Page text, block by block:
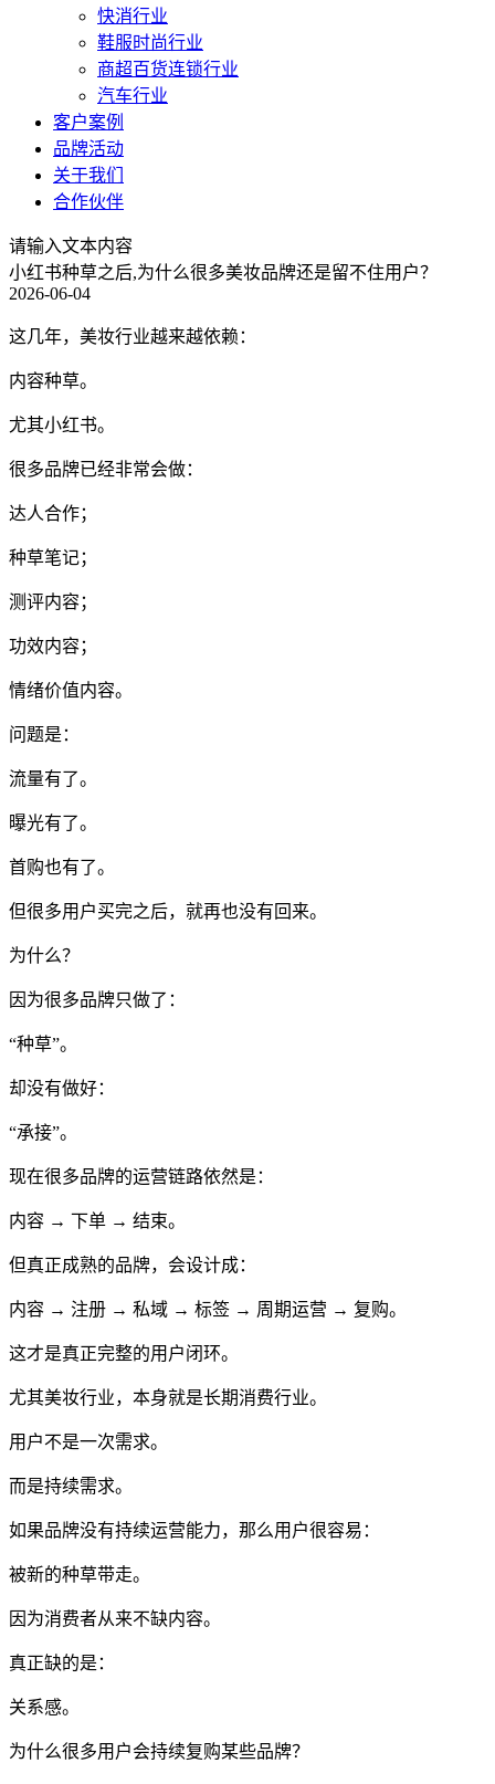
快消行业
鞋服时尚行业
商超百货连锁行业
汽车行业
客户案例
品牌活动
关于我们
合作伙伴
请输入文本内容
小红书种草之后,为什么很多美妆品牌还是留不住用户？
2026-06-04
这几年，美妆行业越来越依赖：
内容种草。
尤其小红书。
很多品牌已经非常会做：
达人合作；
种草笔记；
测评内容；
功效内容；
情绪价值内容。
问题是：
流量有了。
曝光有了。
首购也有了。
但很多用户买完之后，就再也没有回来。
为什么？
因为很多品牌只做了：
“种草”。
却没有做好：
“承接”。
现在很多品牌的运营链路依然是：
内容 → 下单 → 结束。
但真正成熟的品牌，会设计成：
内容 → 注册 → 私域 → 标签 → 周期运营 → 复购。
这才是真正完整的用户闭环。
尤其美妆行业，本身就是长期消费行业。
用户不是一次需求。
而是持续需求。
如果品牌没有持续运营能力，那么用户很容易：
被新的种草带走。
因为消费者从来不缺内容。
真正缺的是：
关系感。
为什么很多用户会持续复购某些品牌？